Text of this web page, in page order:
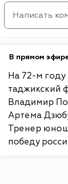
В прямом
На 72-м году
таджикский
Владимир
Артема
Тренер
победу